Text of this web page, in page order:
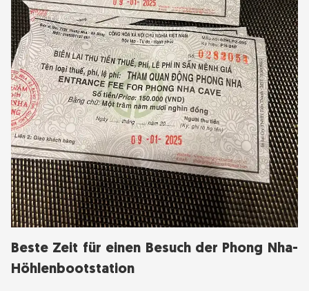
Beste Zeit für einen Besuch der Phong Nha-
Höhlenbootstation